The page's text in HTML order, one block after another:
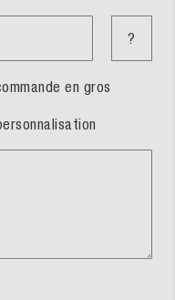
?
en gros